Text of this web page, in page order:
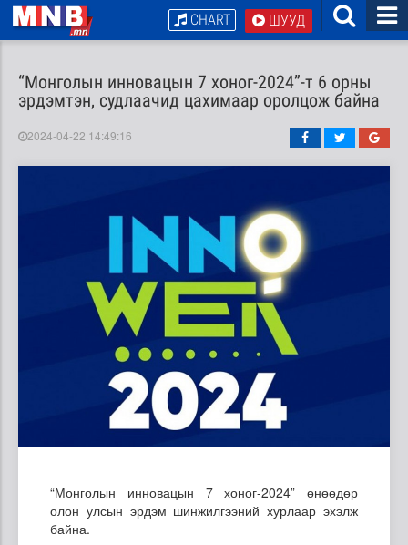
ШУУД
CHART
“Монголын инновацын 7 хоног-2024”-т 6 орны
эрдэмтэн, судлаачид цахимаар оролцож байна
2024-04-22 14:49:16
“Монголын инновацын 7 хоног-2024” өнөөдөр
олон улсын эрдэм шинжилгээний хурлаар эхэлж
байна.